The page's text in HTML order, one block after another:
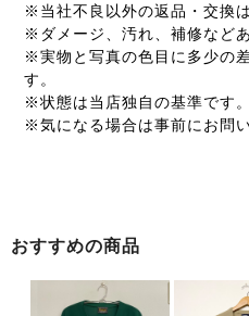
※当社不良以外の返品・交換
※ダメージ、汚れ、補修など
※実物と写真の色目に多少の
す。
※状態は当店独自の基準です。
※気になる場合は事前にお問
おすすめの商品